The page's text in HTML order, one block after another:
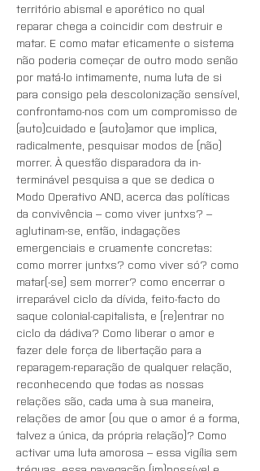
território abismal e aporético no qual
reparar chega a coincidir com destruir e
matar. E como matar eticamente o sistema
não poderia começar de outro modo senão
por matá-lo intimamente, numa luta de si
para consigo pela descolonização sensível,
confrontamo-nos com um compromisso de
(auto)cuidado e (auto)amor que implica,
radicalmente, pesquisar modos de (não)
morrer. À questão disparadora da in-
terminável pesquisa a que se dedica o
Modo Operativo AND, acerca das políticas
da convivência – como viver juntxs? –
aglutinam-se, então, indagações
emergenciais e cruamente concretas:
como morrer juntxs? como viver só? como
matar(-se) sem morrer? como encerrar o
irreparável ciclo da dívida, feito-facto do
saque colonial-capitalista, e (re)entrar no
ciclo da dádiva? Como liberar o amor e
fazer dele força de libertação para a
reparagem-reparação de qualquer relação,
reconhecendo que todas as nossas
relações são, cada uma à sua maneira,
relações de amor (ou que o amor é a forma,
talvez a única, da própria relação)? Como
activar uma luta amorosa – essa vigília sem